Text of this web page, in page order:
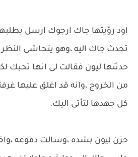
اود رؤيتها جاك ارجوك ارسل
تحدث جاك اليه ،وهو يتحاشى النظر
حدثتها ليون فقالت لى انها تحبك
من الخروج ،وانه قد اغلق عليها
كل جهدها لتأتى اليك.
حزن ليون بشده ،وسالت دموعه